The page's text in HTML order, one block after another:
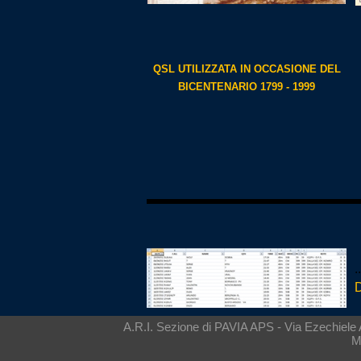
QSL UTILIZZATA IN OCCASIONE DEL
BICENTENARIO 1799 - 1999
A.R.I. Sezione di PAVIA APS - Via